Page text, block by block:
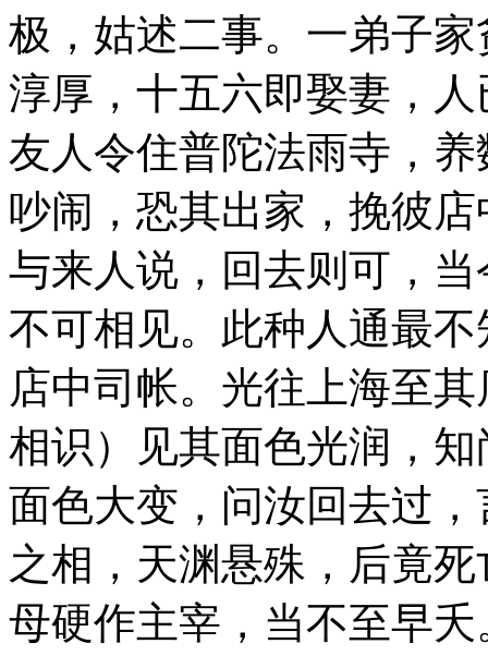
极，姑述二事。一弟子
淳厚，十五六即娶妻，
友人令住普陀法雨寺，
吵闹，恐其出家，挽彼
与来人说，回去则可，
不可相见。此种人通最
店中司帐。光往上海至
相识）见其面色光润，
面色大变，问汝回去过
之相，天渊悬殊，后竟
母硬作主宰，当不至早